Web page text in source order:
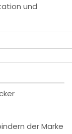
und
der Marke